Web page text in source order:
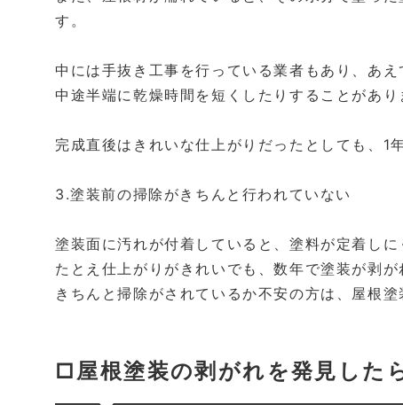
す。
中には手抜き工事を行っている業者もあり、あ
中途半端に乾燥時間を短くしたりすることがあり
完成直後はきれいな仕上がりだったとしても、1
3.塗装前の掃除がきちんと行われていない
塗装面に汚れが付着していると、塗料が定着しに
たとえ仕上がりがきれいでも、数年で塗装が剥が
きちんと掃除がされているか不安の方は、屋根
□屋根塗装の剥がれを発見した